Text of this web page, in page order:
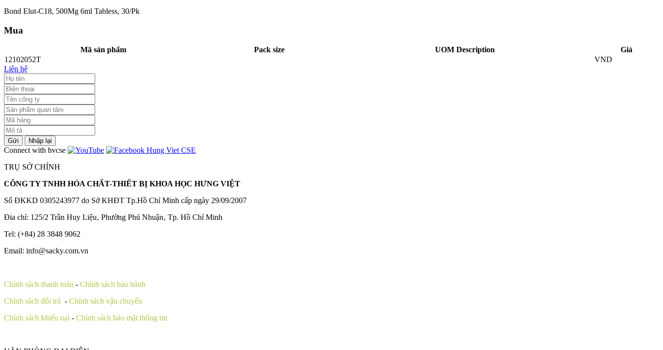
Bond Elut-C18, 500Mg 6ml Tabless, 30/Pk
Mua
Mã sản phẩm Pack size UOM Description
Giá
12102052T
VND
Liên hệ
Gửi Nhập lại
Connect with hvcse
TRỤ SỞ CHÍNH
CÔNG TY TNHH HÓA CHẤT-THIẾT BỊ KHOA HỌC HƯNG VIỆT
Số ĐKKD 0305243977 do Sở KHĐT Tp.Hồ Chí Minh cấp ngày 29/09/2007
Đia chỉ: 125/2 Trần Huy Liệu‚ Phường Phú Nhuận‚ Tp. Hồ Chí Minh
Tel: (+84) 28 3848 9062
Email: info@sacky.com.vn
Chính sách thanh toán - Chính sách bảo hành
Chính sách đổi trả - Chính sách vận chuyển
Chính sách khiếu nại - Chính sách bảo mật thông tin